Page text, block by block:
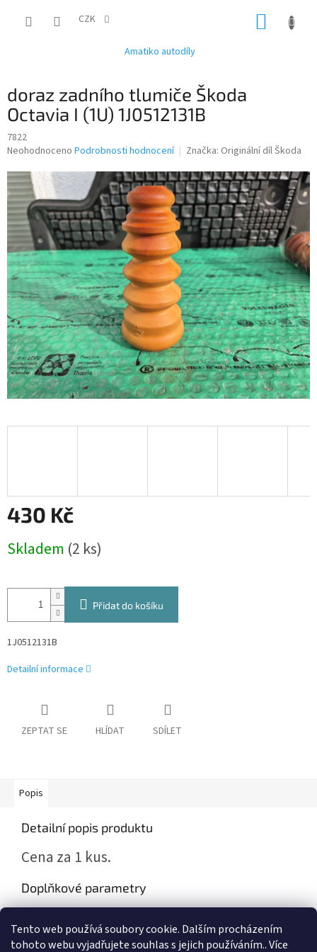
Tento web používá soubory cookie. Dalším procházením
tohoto webu vyjadřujete souhlas s jejich používáním.. Více
CZK
Amatiko autodíly
doraz zadního tlumiče Škoda
Octavia I (1U) 1J0512131B
7822
Průměrné
produktu
je
0,0
z
5
hvězdiček.
Neohodnoceno Podrobnosti hodnocení Značka: Originální díl Škoda
430 Kč
cena:
Skladem (2 ks)
Přidat do košíku
1J0512131B
Detailní informace
ZEPTAT SE HLÍDAT SDÍLET
Popis
Detailní popis produktu
Cena za 1 kus.
Doplňkové parametry
Záruka: 2 roky